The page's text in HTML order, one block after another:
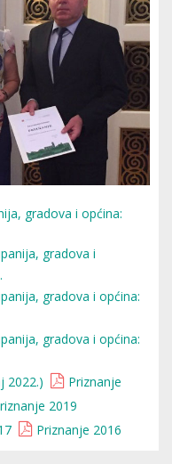
gradova i općina:
gradova i
gradova i općina:
gradova i općina:
2022.)
Priznanje
2019
Priznanje 2016